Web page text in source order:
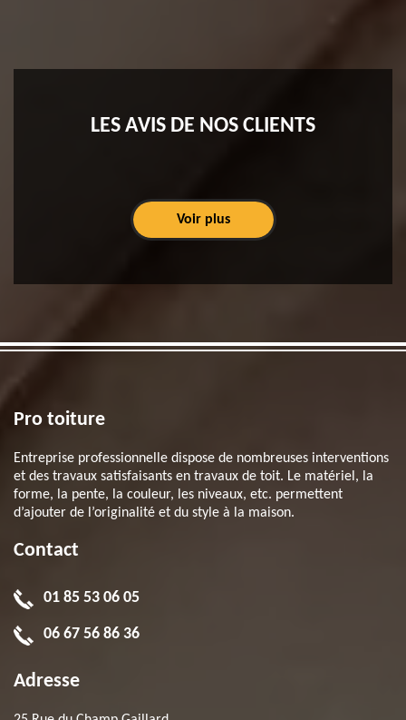
LES AVIS DE NOS CLIENTS
Voir plus
Pro toiture
Entreprise professionnelle dispose de nombreuses interventions
et des travaux satisfaisants en travaux de toit. Le matériel, la
forme, la pente, la couleur, les niveaux, etc. permettent
d’ajouter de l’originalité et du style à la maison.
Contact
01 85 53 06 05
06 67 56 86 36
Adresse